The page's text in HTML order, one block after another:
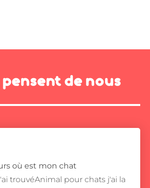
de nous
où est mon chat
trouvéAnimal pour chats j'ai la